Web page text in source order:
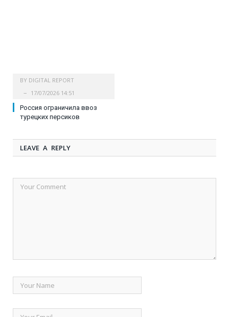
BY DIGITAL REPORT
17/07/2026 14:51
Россия ограничила ввоз
турецких персиков
LEAVE A REPLY